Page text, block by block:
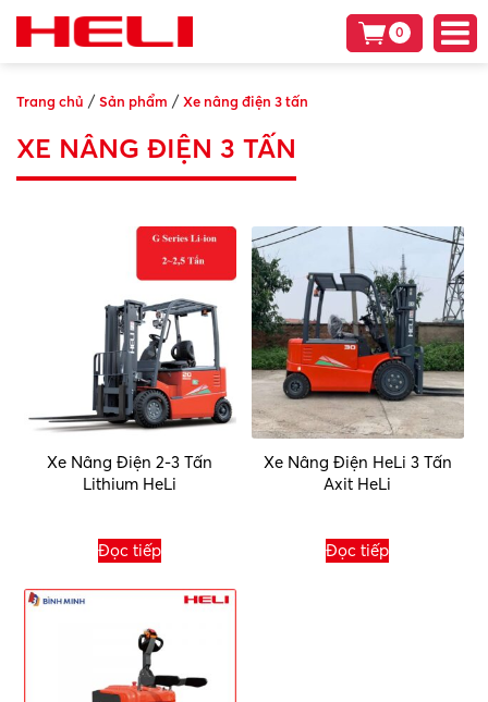
0
Trang chủ /Sản phẩm /Xe nâng điện 3 tấn
XE NÂNG ĐIỆN 3 TẤN
Xe Nâng Điện 2-3 Tấn
Lithium HeLi
Đọc tiếp
Xe Nâng Điện HeLi 3 Tấn
Axit HeLi
Đọc tiếp